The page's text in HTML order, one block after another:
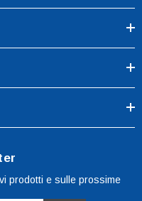
prodotti e sulle prossime